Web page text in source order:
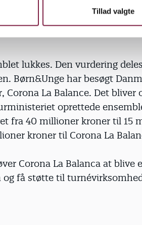
Tillad valgte
lukkes. Den vurdering
Børn&Unge har besøgt
Corona La Balance. Det bliver
oprettede
fra 40 millioner kroner til 15
kroner til Corona La
Corona La Balanca at blive
og få støtte til